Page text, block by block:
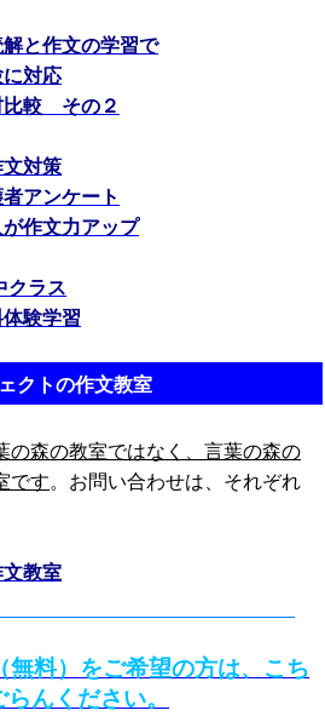
と作文の学習で
対応
比較 その２
対策
アンケート
作文力アップ
クラス
験学習
クトの作文教室
の森の教室ではなく、言葉の森の
です。お問い合わせは、それぞれ
教室
無料）をご希望の方は、こち
んください。